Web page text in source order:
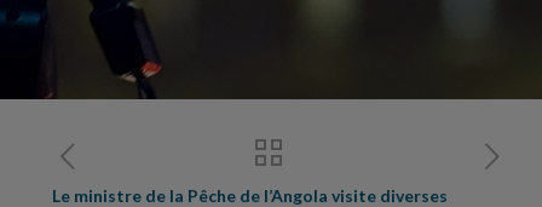
Le ministre de la Pêche de l’Angola visite diverses